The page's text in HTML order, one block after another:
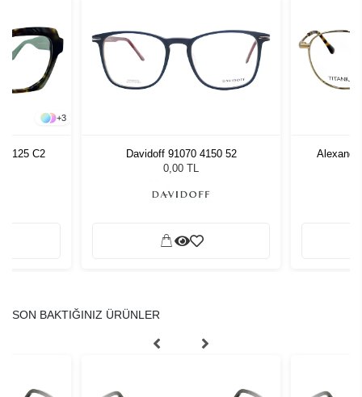
+3
C2
Davidoff 91070 4150 52
0,00 TL
SON BAKTIĞINIZ ÜRÜNLER